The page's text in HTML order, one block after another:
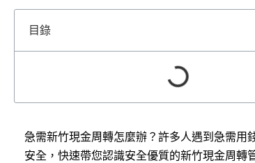
目錄
急需新竹現金周轉怎麼辦？許多人遇到急需用
安全，快速帶您認識安全優質的新竹現金周